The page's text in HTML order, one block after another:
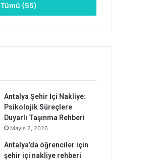
Tümü (55)
Antalya Şehir İçi Nakliye:
Psikolojik Süreçlere
Duyarlı Taşınma Rehberi
Mayıs 2, 2026
Antalya’da öğrenciler için
şehir içi nakliye rehberi